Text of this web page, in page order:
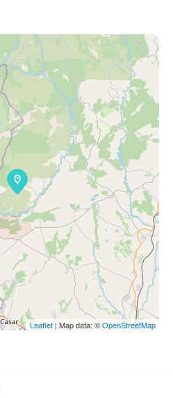
Leaflet | Map data: ©OpenStreetMap